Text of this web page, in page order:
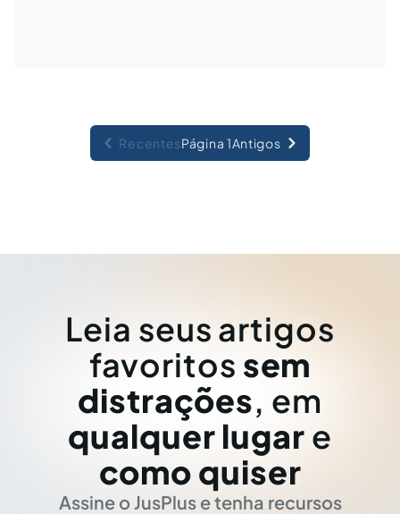
RecentesPágina 1Antigos
Leia seus artigos
favoritos sem
distrações, em
qualquer lugar e
como quiser
Assine o JusPlus e tenha recursos